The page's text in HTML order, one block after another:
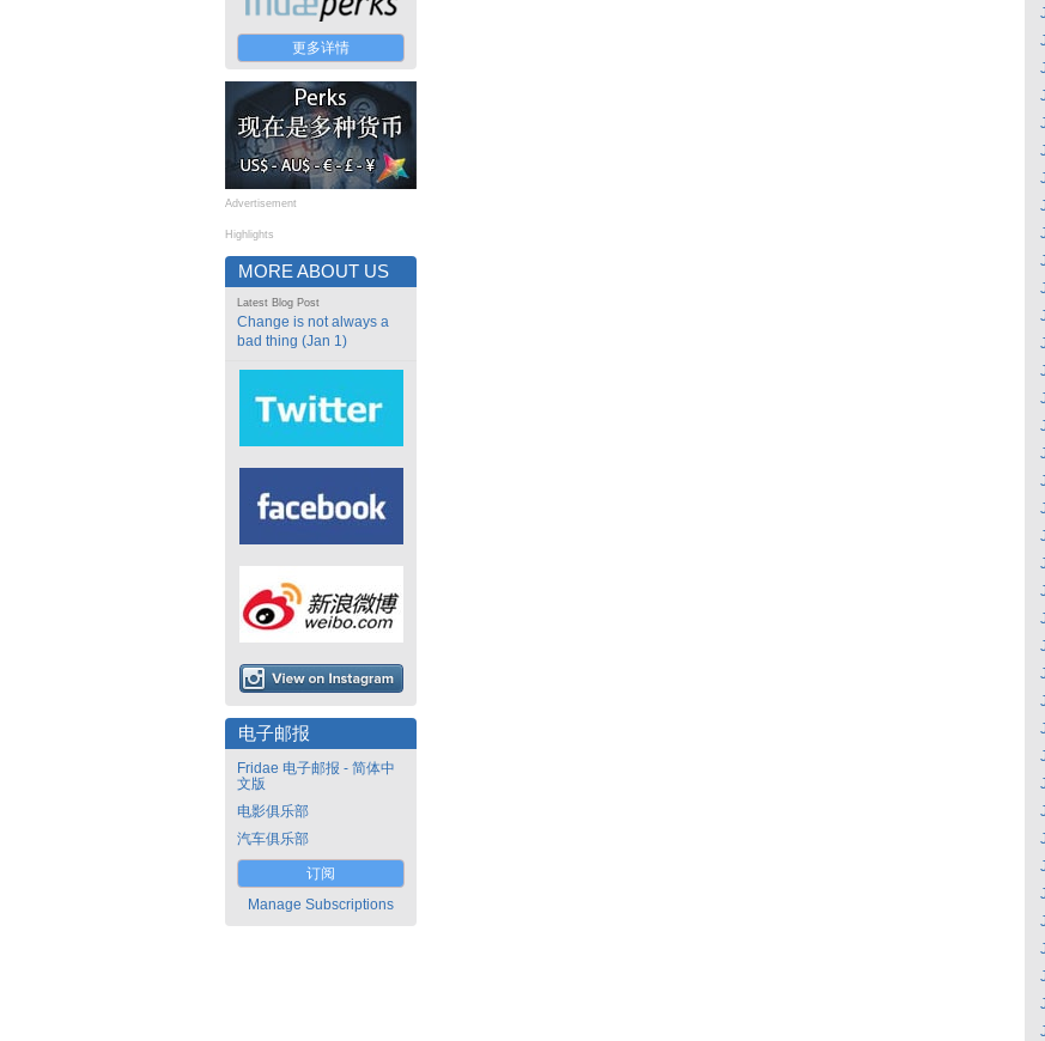
更多详情
Advertisement
Highlights
MORE ABOUT US
Latest Blog Post
Change is not always a
bad thing (Jan 1)
电子邮报
Fridae 电子邮报 - 简体中
文版
电影俱乐部
汽车俱乐部
订阅
Manage Subscriptions